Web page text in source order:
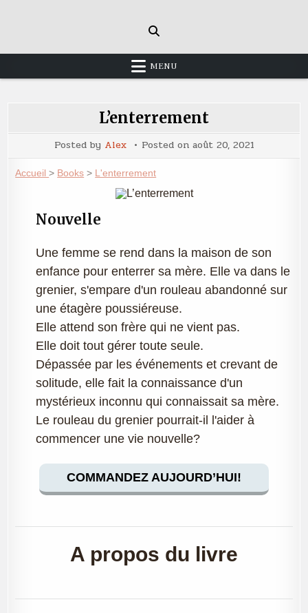
MENU
L’enterrement
Posted by Alex Posted on août 20, 2021
Accueil> Books > L'enterrement
Nouvelle
Une femme se rend dans la maison de son
enfance pour enterrer sa mère. Elle va dans le
grenier, s'empare d'un rouleau abandonné sur
une étagère poussiéreuse.
Elle attend son frère qui ne vient pas.
Elle doit tout gérer toute seule.
Dépassée par les événements et crevant de
solitude, elle fait la connaissance d'un
mystérieux inconnu qui connaissait sa mère.
Le rouleau du grenier pourrait-il l'aider à
commencer une vie nouvelle?
COMMANDEZ AUJOURD’HUI!
A propos du livre